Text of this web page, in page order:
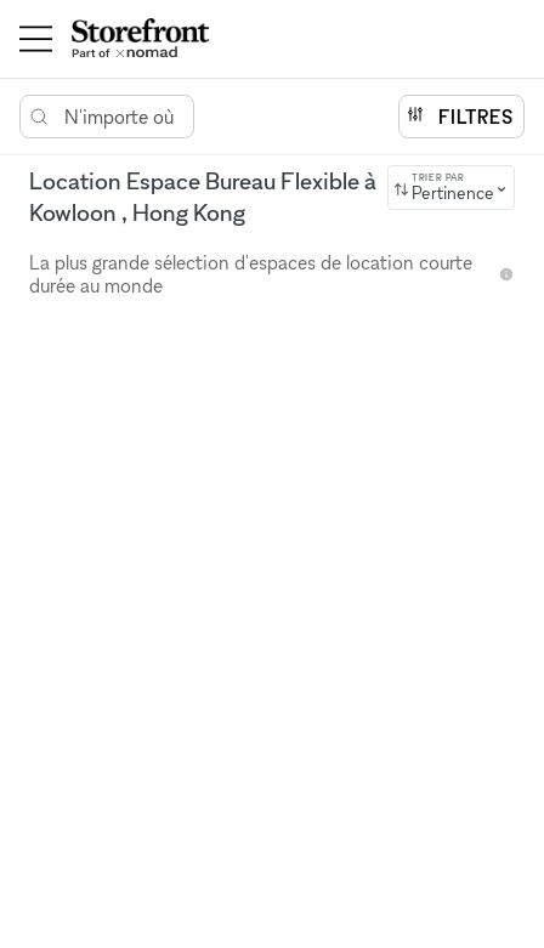
N'importe où FILTRES
Location Espace Bureau Flexible à
Kowloon , Hong Kong
TRIER PAR
Pertinence
La plus grande sélection d'espaces de location courte
durée au monde